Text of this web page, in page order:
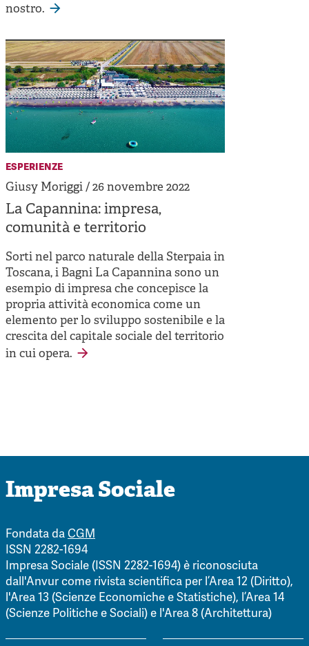
nostro.
esperienze
Giusy Moriggi / 26 novembre 2022
La Capannina: impresa,
comunità e territorio
Sorti nel parco naturale della Sterpaia in
Toscana, i Bagni La Capannina sono un
esempio di impresa che concepisce la
propria attività economica come un
elemento per lo sviluppo sostenibile e la
crescita del capitale sociale del territorio
in cui opera.
Impresa Sociale
Fondata daCGM
ISSN 2282-1694
Impresa Sociale (ISSN 2282-1694) è riconosciuta
dall'Anvur come rivista scientifica per l’Area 12 (Diritto),
l'Area 13 (Scienze Economiche e Statistiche), l’Area 14
(Scienze Politiche e Sociali) e l'Area 8 (Architettura)